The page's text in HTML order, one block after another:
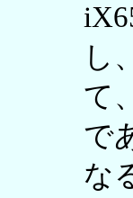
し
て
で
な